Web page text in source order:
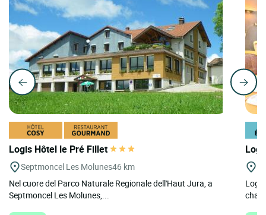
Logis Hôtel le Pré Fillet
Septmoncel Les Molunes46 km
Nel cuore del Parco Naturale Regionale dell'Haut Jura, a
Septmoncel Les Molunes,...